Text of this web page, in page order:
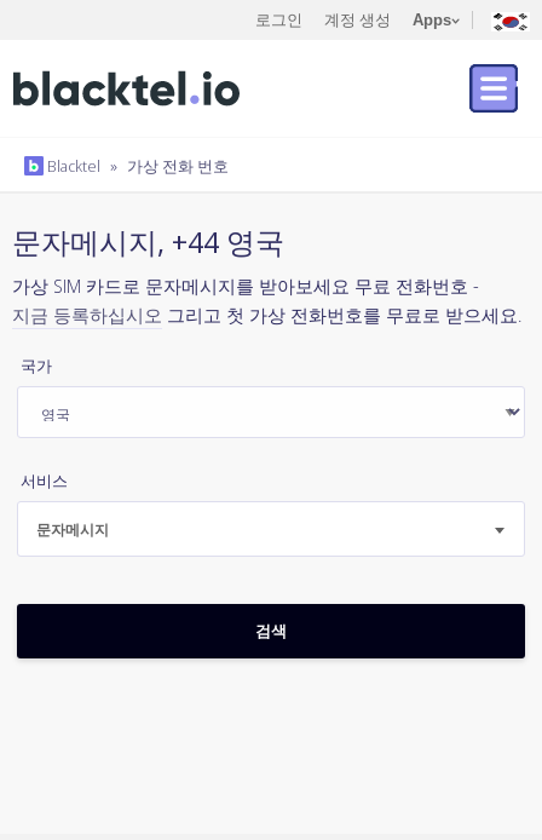
로그인 계정 생성 Apps
Blacktel » 가상 전화 번호
문자메시지, +44 영국
가상 SIM 카드로 문자메시지를 받아보세요 무료 전화번호 -
지금 등록하십시오 그리고 첫 가상 전화번호를 무료로 받으세요.
국가
서비스
문자메시지